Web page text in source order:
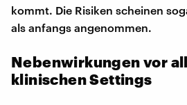
kommt. Die Risiken scheinen
als anfangs angenommen.
Nebenwirkungen vor
klinischen Settings